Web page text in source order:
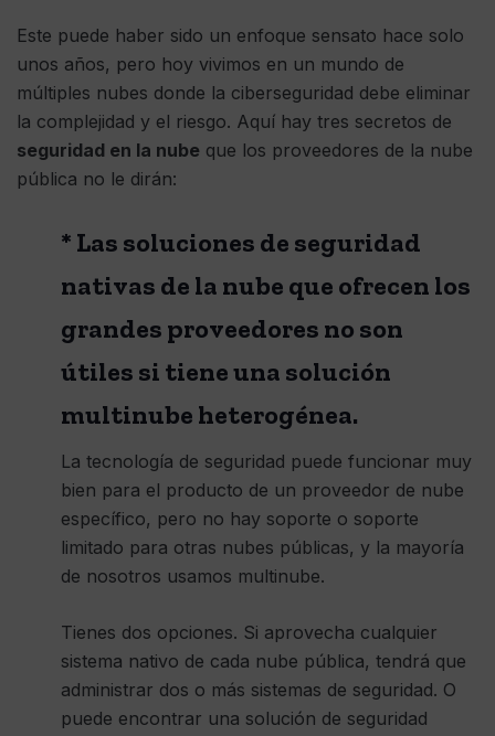
Este puede haber sido un enfoque sensato hace solo
unos años, pero hoy vivimos en un mundo de
múltiples nubes donde la ciberseguridad debe eliminar
la complejidad y el riesgo. Aquí hay tres secretos de
seguridad en la nube que los proveedores de la nube
pública no le dirán:
* Las soluciones de seguridad
nativas de la nube que ofrecen los
grandes proveedores no son
útiles si tiene una solución
multinube heterogénea.
La tecnología de seguridad puede funcionar muy
bien para el producto de un proveedor de nube
específico, pero no hay soporte o soporte
limitado para otras nubes públicas, y la mayoría
de nosotros usamos multinube.
Tienes dos opciones. Si aprovecha cualquier
sistema nativo de cada nube pública, tendrá que
administrar dos o más sistemas de seguridad. O
puede encontrar una solución de seguridad